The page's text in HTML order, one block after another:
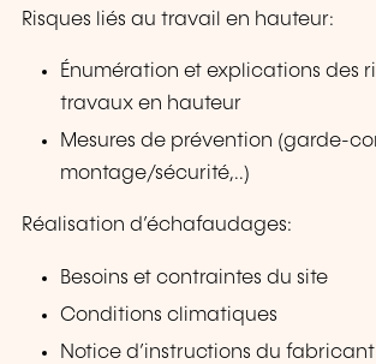
Risques liés au travail en hauteur:
Énumération et explications des
travaux en hauteur
Mesures de prévention (garde-
montage/sécurité,..)
Réalisation d’échafaudages:
Besoins et contraintes du site
Conditions climatiques
Notice d’instructions du fabricant